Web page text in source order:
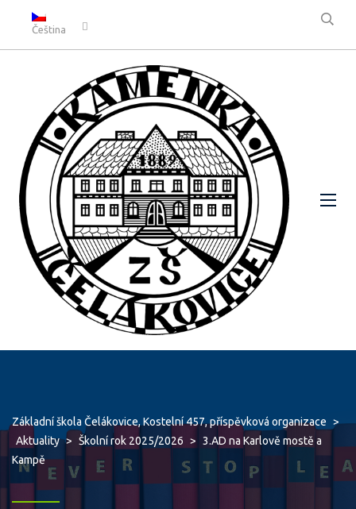
Čeština
Základní škola Čelákovice, Kostelní 457, příspěvková organizace >
Aktuality > Školní rok 2025/2026 > 3.AD na Karlově mostě a
Kampě